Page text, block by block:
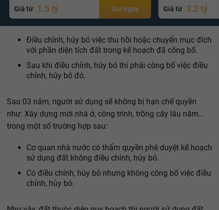
Giá từ 1.5 tỷ Gọi ngay Giá từ 3.2 tỷ
Điều chỉnh, hủy bỏ việc thu hồi hoặc chuyển mục đích
với phần diện tích đất trong kế hoạch đã công bố.
Sau khi điều chỉnh, hủy bỏ thì phải công bố việc điều
chỉnh, hủy bỏ đó.
Sau 03 năm, người sử dụng sẽ không bị hạn chế quyền
như: Xây dựng mới nhà ở, công trình, trồng cây lâu năm…
trong một số trường hợp sau:
Cơ quan nhà nước có thẩm quyền phê duyệt kế hoạch
sử dụng đất không điều chỉnh, hủy bỏ.
Có điều chỉnh, hủy bỏ nhưng không công bố việc điều
chỉnh, hủy bỏ.